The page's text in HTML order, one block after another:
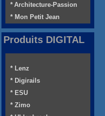
* Architecture-Passion
* Mon Petit Jean
Produits DIGITAL
* Lenz
* Digirails
* ESU
* Zimo